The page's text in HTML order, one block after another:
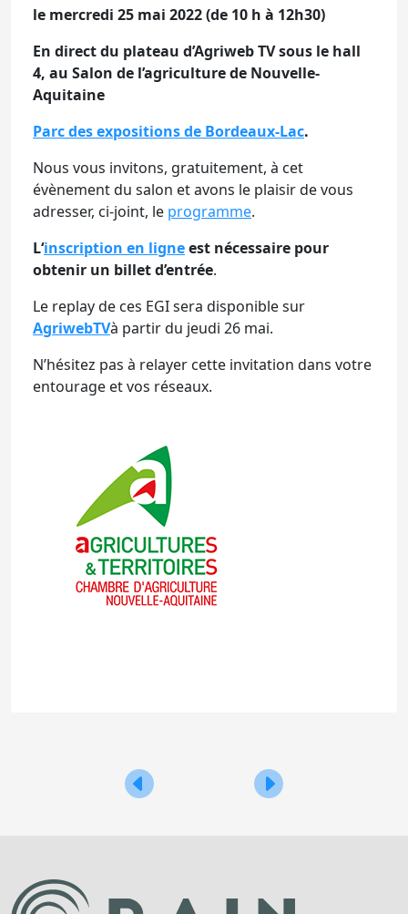
le mercredi 25 mai 2022 (de 10 h à 12h30)
En direct du plateau d’Agriweb TV sous le hall
4, au Salon de l’agriculture de Nouvelle-
Aquitaine
Parc des expositions de Bordeaux-Lac.
Nous vous invitons, gratuitement, à cet
évènement du salon et avons le plaisir de vous
adresser, ci-joint, le programme.
L‘inscription en ligneest nécessaire pour
obtenir un billet d’entrée.
Le replay de ces EGI sera disponible sur
AgriwebTVà partir du jeudi 26 mai.
N’hésitez pas à relayer cette invitation dans votre
entourage et vos réseaux.
Navigation
de
Séminaire Centipède RTK
Vi-TIC 2022